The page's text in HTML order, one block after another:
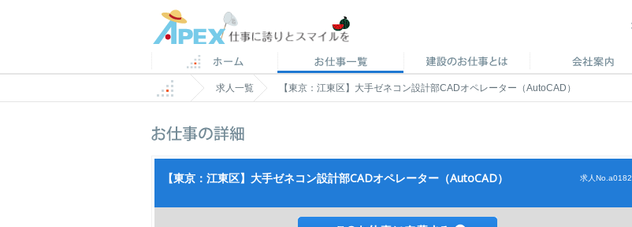
求人一覧 【東京：江東区】大手ゼネコン設計部CADオペレーター（AutoCAD）
【東京：江東区】大手ゼネコン設計部CADオペレーター（AutoCAD） 求人No.a0182